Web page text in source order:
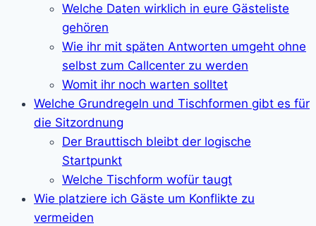
Welche Daten wirklich in eure Gästeliste
gehören
Wie ihr mit späten Antworten umgeht ohne
selbst zum Callcenter zu werden
Womit ihr noch warten solltet
Welche Grundregeln und Tischformen gibt es für
die Sitzordnung
Der Brauttisch bleibt der logische
Startpunkt
Welche Tischform wofür taugt
Wie platziere ich Gäste um Konflikte zu
vermeiden